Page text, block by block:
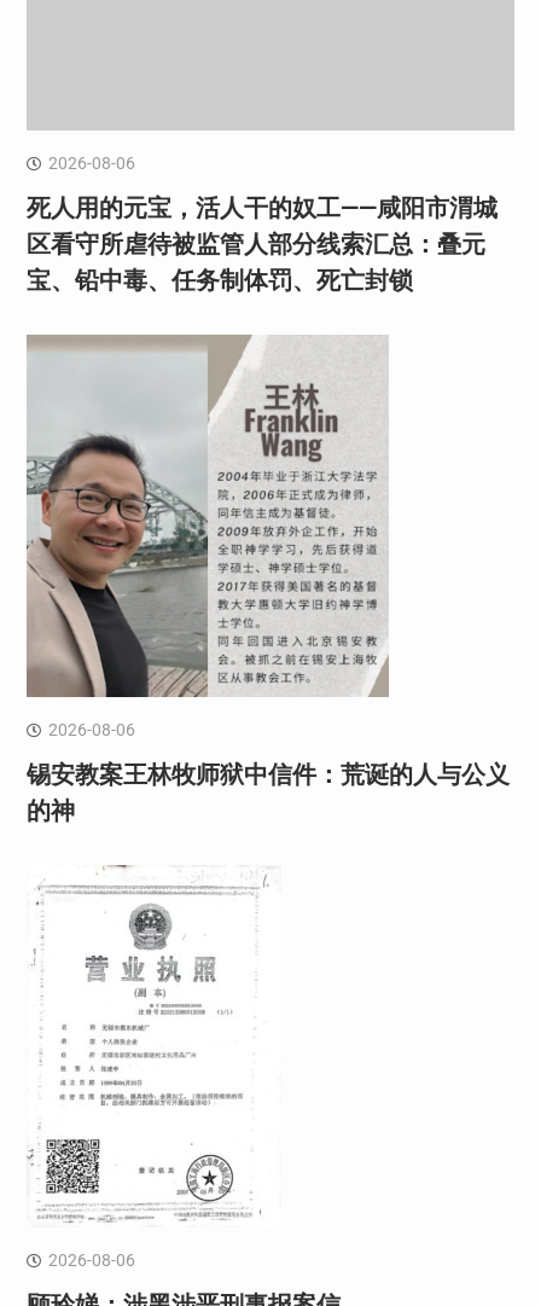
2026-08-06
死人用的元宝，活人干的奴工——咸阳市渭城
区看守所虐待被监管人部分线索汇总：叠元
宝、铅中毒、任务制体罚、死亡封锁
2026-08-06
锡安教案王林牧师狱中信件：荒诞的人与公义
的神
2026-08-06